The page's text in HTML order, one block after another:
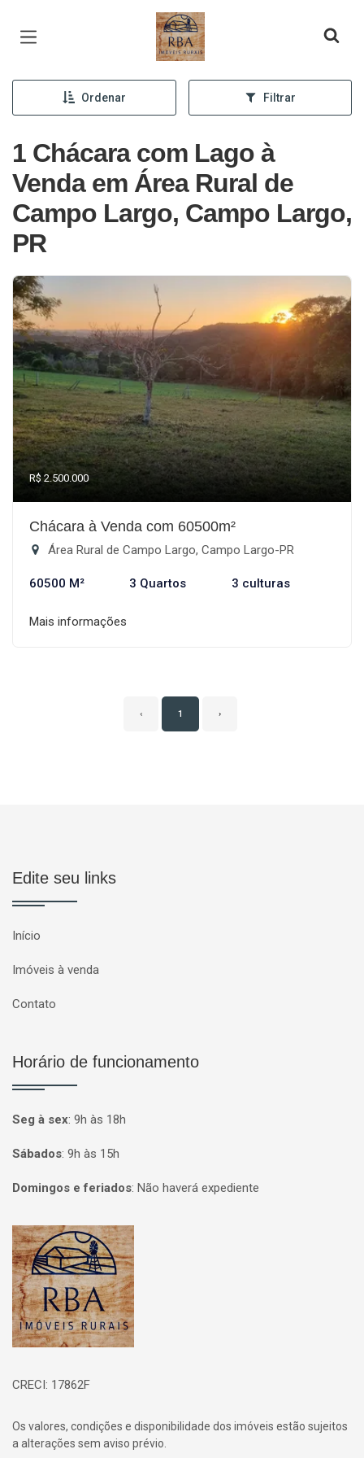
Página inicial
Ordenar Filtrar
1 Chácara com Lago à
Venda em Área Rural de
Campo Largo, Campo Largo,
PR
R$ 2.500.000
Chácara à Venda com 60500m²
Área Rural de Campo Largo, Campo Largo-PR
60500 M² 3 Quartos 3 culturas
Mais informações
‹ 1 ›
Edite seu links
Início
Imóveis à venda
Contato
Horário de funcionamento
Seg à sex: 9h às 18h
Sábados: 9h às 15h
Domingos e feriados: Não haverá expediente
Página inicial
CRECI: 17862F
Os valores, condições e disponibilidade dos imóveis estão sujeitos
a alterações sem aviso prévio.